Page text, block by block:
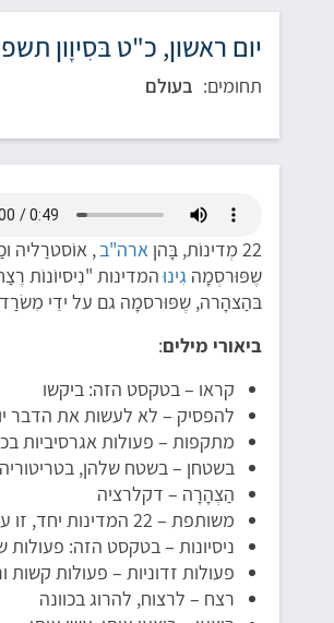
יום ראשון, כ"ט בּסִיוָון תשפ"ו, 14 בּיוּני
תחומים: בעולם
22 מְדינוֹת, בָּהן ארה"ב, אוֹסטרַליה
שֶפּוּרסְמָה גִינוּהמדינות "נִיסיוֹנוֹת
בּהַצהָרה, שֶפּוּרסמָה גם על ידֵי
ביאורי מילים:
קראו – בטקסט הזה: ביקשו
להפסיק – לא לעשות את הדבר
מתקפות – פעולות אגרסיביות
בשטחן – בשטח שלהן,
הַצְהָרָה – דקלרציה
משותפת – 22 המדינות יחד, זו עם זו
ניסיונות – בטקסט הזה:
פעולות זדוניות – פעולות
רצח – לרצוח, להרוג בכוונה